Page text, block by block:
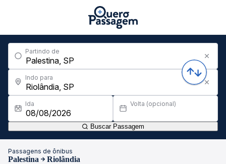
Partindo de
Indo para
Ida Volta (opcional)
Buscar Passagem
Passagens de ônibus
Palestina Riolândia